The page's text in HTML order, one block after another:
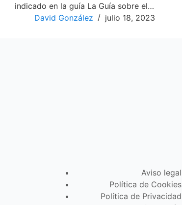
indicado en la guía La Guía sobre el…
David González
julio 18, 2023
Aviso legal
Política de Cookies
Política de Privacidad